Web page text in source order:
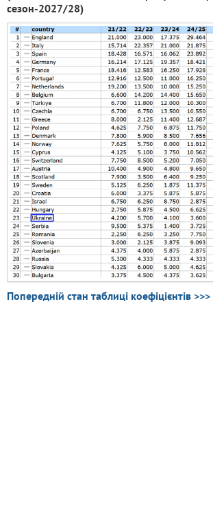
сезон-2027/28)
Попередній стан таблиці коефіцієнтів >>>